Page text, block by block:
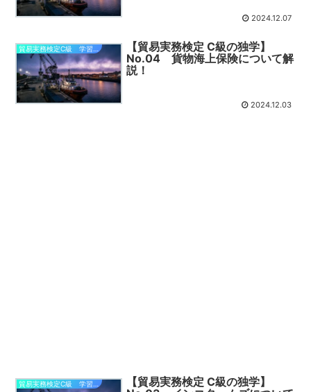
2024.12.07
【貿易実務検定 C級の独学】
No.04 貨物海上保険について解
説！
2024.12.03
【貿易実務検定 C級の独学】